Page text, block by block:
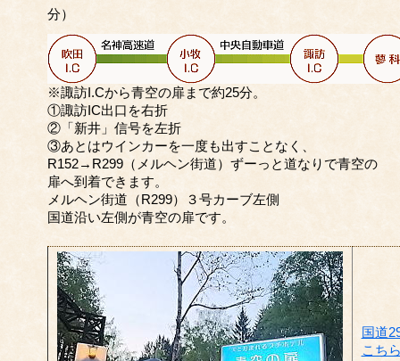
分）
※諏訪I.Cから青空の扉まで約25分。
①諏訪IC出口を右折
②「新井」信号を左折
③あとはウインカーを一度も出すことなく、
R152→R299（メルヘン街道）ずーっと道なりで青空の
扉へ到着できます。
メルヘン街道（R299）３号カーブ左側
国道沿い左側が青空の扉です。
国道
こち